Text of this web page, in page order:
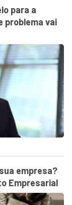
para a
problema vai
empresa?
Empresarial